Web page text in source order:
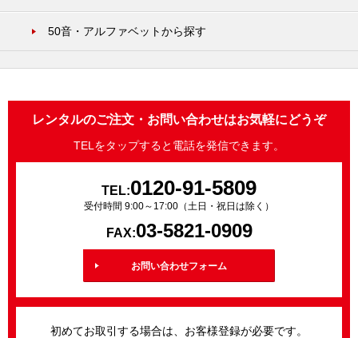
50音・アルファベットから探す
レンタルのご注文・お問い合わせはお気軽にどうぞ
TELをタップすると電話を発信できます。
TEL:0120-91-5809
受付時間 9:00～17:00（土日・祝日は除く）
FAX:03-5821-0909
お問い合わせフォーム
初めてお取引する場合は、お客様登録が必要です。